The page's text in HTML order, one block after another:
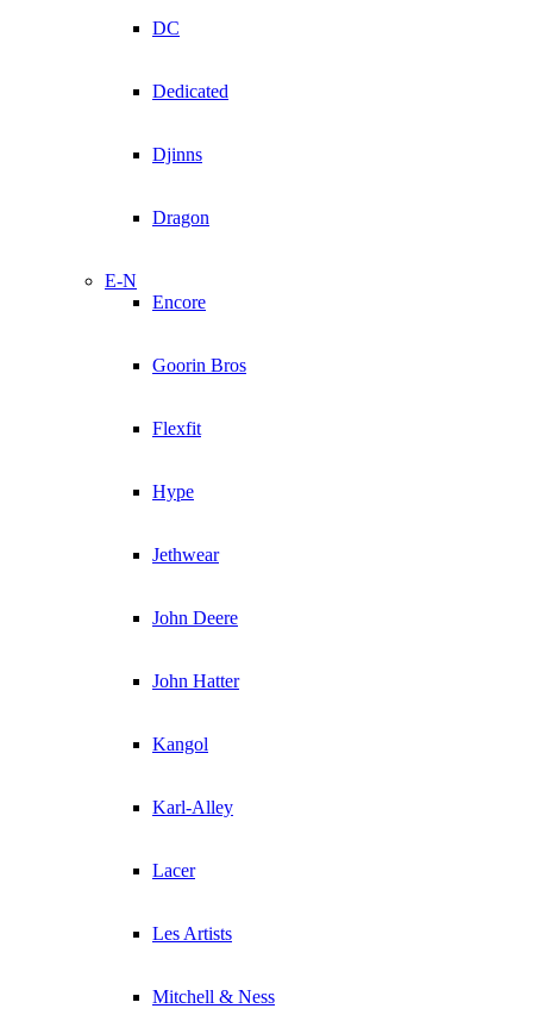
DC
Dedicated
Djinns
Dragon
E-N
Encore
Goorin Bros
Flexfit
Hype
Jethwear
John Deere
John Hatter
Kangol
Karl-Alley
Lacer
Les Artists
Mitchell & Ness